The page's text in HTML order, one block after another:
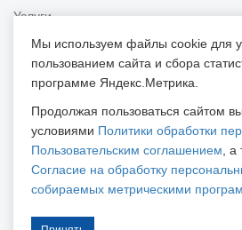
Услуги
Информация
Публичная оферта
Контакты
Положение об обработке
Пользовательское соглашение
Согласие на обработку персональных
Согласие на обработку
Мы используем файлы cookie для
пользованием сайта и сбора
программе Яндекс.Метрика.
Продолжая пользоваться сайтом
условиями Политики обработки
Пользовательским соглашением ,
Согласие на обработку
собираемых метрическими